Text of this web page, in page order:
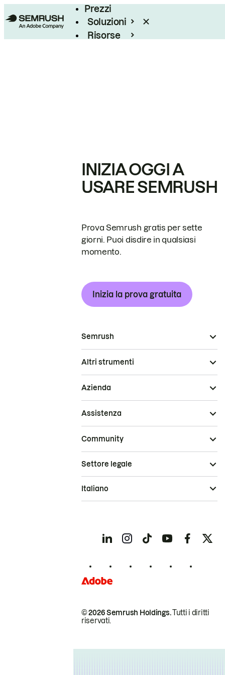
Prezzi
Soluzioni
Risorse
INIZIA OGGI A
USARE SEMRUSH
Prova Semrush gratis per sette
giorni. Puoi disdire in qualsiasi
momento.
Inizia la prova gratuita
Semrush
Altri strumenti
Azienda
Assistenza
Community
© 2026 Semrush Holdings.Tutti i diritti
riservati.
Settore legale
Italiano